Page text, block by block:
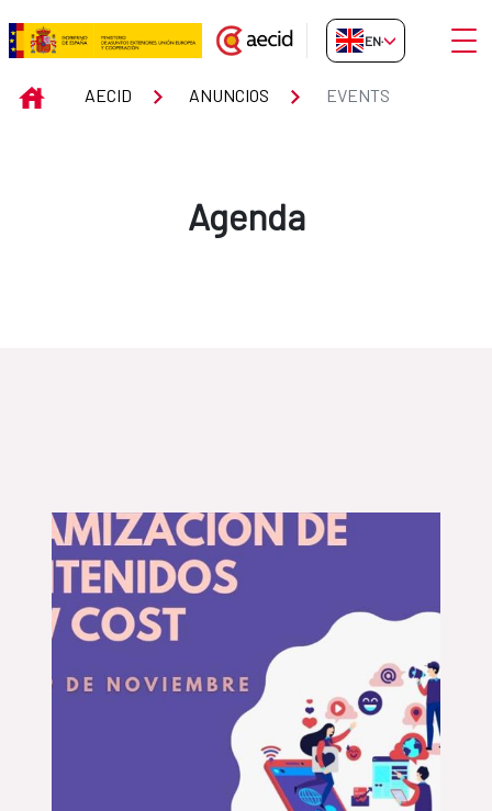
Skip to Main Content
Events
EN-GB
INICIOAECID ANUNCIOS EVENTS
Agenda